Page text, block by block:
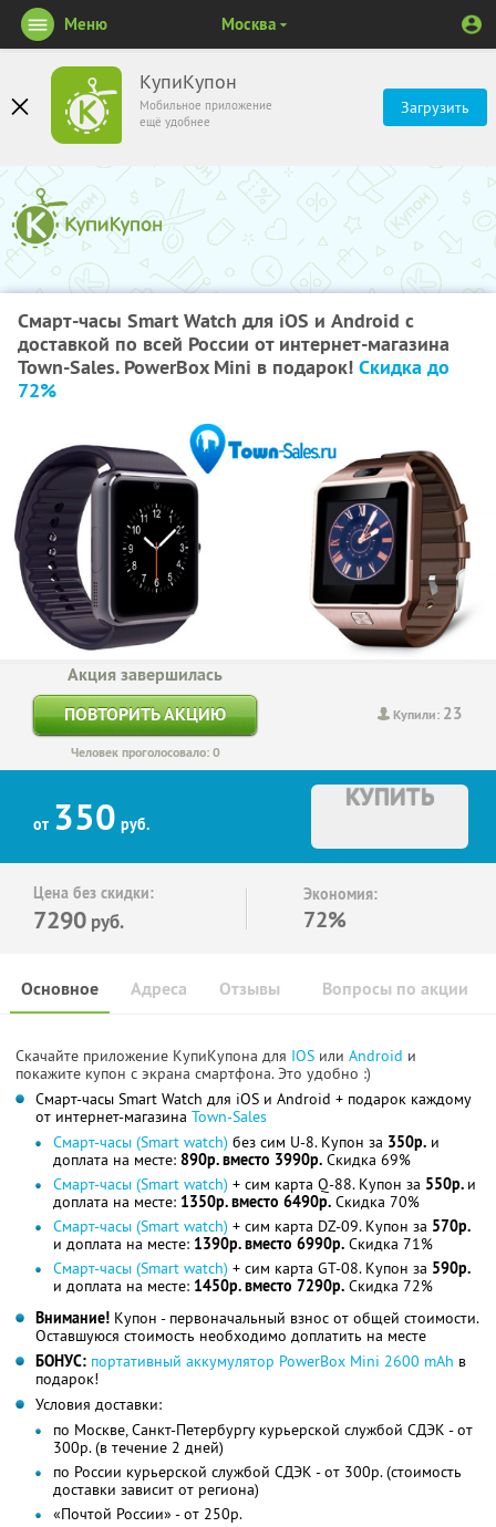
КупиКупон
Мобильное приложение
ещё удобнее
Загрузить
Меню Москва
Смарт-часы Smart Watch для iOS и Android с
доставкой по всей России от интернет-магазина
Town-Sales. PowerBox Mini в подарок! Скидка до
72%
Купили: 23
Акция завершилась
ПОВТОРИТЬ АКЦИЮ
Человек проголосовало: 0
от 350 руб.
КУПИТЬ
Цена без скидки:
7290 руб.
Экономия:
72%
Основное Отзывы Вопросы по акции
Адреса
Скачайте приложение КупиКупона для IOS или Android и
покажите купон с экрана смартфона. Это удобно :)
Смарт-часы Smart Watch для iOS и Android + подарок каждому
от интернет-магазина Town-Sales
Смарт-часы (Smart watch) без сим U-8. Купон за 350р. и
доплата на месте: 890р. вместо 3990р. Скидка 69%
Смарт-часы (Smart watch) + сим карта Q-88. Купон за 550р. и
доплата на месте: 1350р. вместо 6490р. Скидка 70%
Смарт-часы (Smart watch) + сим карта DZ-09. Купон за 570р.
и доплата на месте: 1390р. вместо 6990р. Скидка 71%
Смарт-часы (Smart watch) + сим карта GT-08. Купон за 590р.
и доплата на месте: 1450р. вместо 7290р. Скидка 72%
Внимание! Купон - первоначальный взнос от общей стоимости.
Оставшуюся стоимость необходимо доплатить на месте
БОНУС: портативный аккумулятор PowerBox Mini 2600 mAh в
подарок!
Условия доставки:
по Москве, Санкт-Петербургу курьерской службой СДЭК - от
300р. (в течение 2 дней)
по России курьерской службой СДЭК - от 300р. (стоимость
доставки зависит от региона)
«Почтой России» - от 250р.